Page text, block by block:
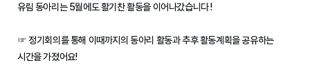
유림 동아리는 5월에도 활기찬 활동을 이어나갔습니다 !
☞ 정기회의를 통해 이때까지의 동아리 활동과 추후 활동계획을 공유하는
시간을 가졌어요!